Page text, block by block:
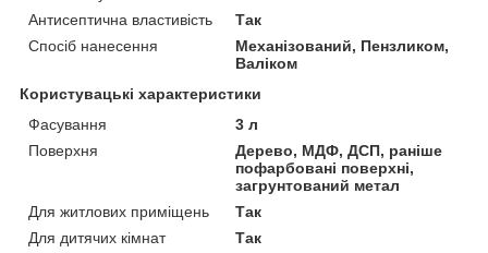
Антисептична властивість
Так
Спосіб нанесення
Механізований, Пензликом,
Валіком
Користувацькі характеристики
Фасування
3 л
Поверхня
Дерево, МДФ, ДСП, раніше
пофарбовані поверхні,
загрунтований метал
Для житлових приміщень
Так
Для дитячих кімнат
Так